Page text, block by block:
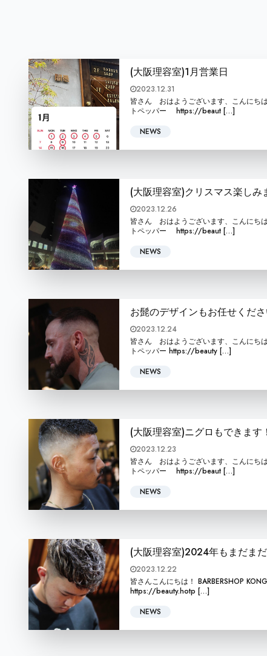
(大阪理容室)1月営業日
2023.12.31
皆さん おはようございます、こんにち
トペッパー https://beaut […]
NEWS
(大阪理容室)クリスマス楽しみ
2023.12.26
皆さん おはようございます、こんにち
トペッパー https://beaut […]
NEWS
お髭のデザインもお任せくださ
2023.12.24
皆さん おはようございます、こんにち
トペッパー https://beauty […]
NEWS
(大阪理容室)ニグロもできます！
2023.12.23
皆さん おはようございます、こんにち
トペッパー https://beaut […]
NEWS
(大阪理容室)2024年もまだま
2023.12.22
皆さんこんにちは！ BARBERSHOP
https://beauty.hotp […]
NEWS